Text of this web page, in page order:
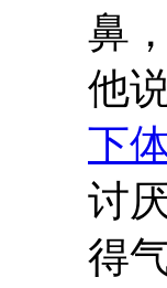
鼻
他
下
讨
得